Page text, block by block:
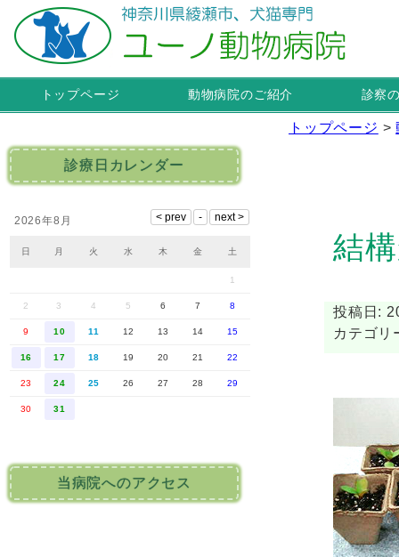
トップページ 動物病院のご紹介 診察
トップページ >
結
投稿日:
カテゴ
診療日カレンダー
2026年8月
日 月 火 水 木 金 土
1
2 3 4 5 6 7 8
9 10 11 12 13 14 15
16 17 18 19 20 21 22
23 24 25 26 27 28 29
30 31
当病院へのアクセス